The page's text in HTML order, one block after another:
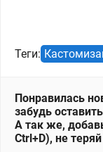
Теги:
Понравилась
забудь
А так же,
Ctrl+D), не